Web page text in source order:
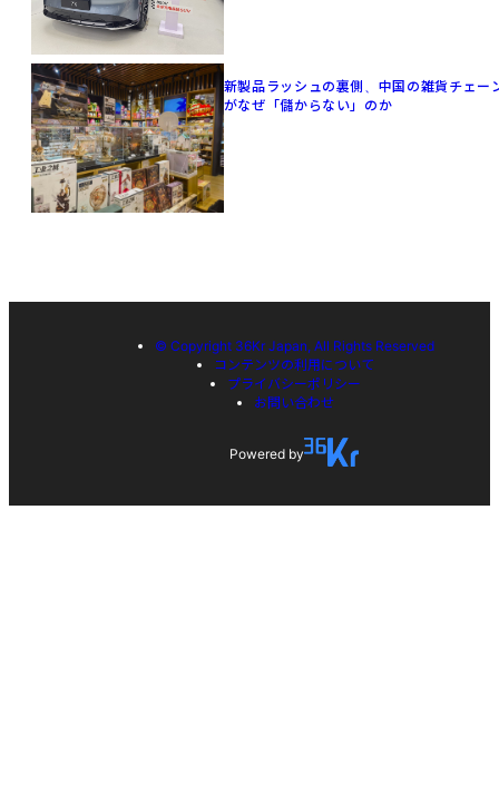
新製品ラッシュの裏側、中国の雑貨チェー
がなぜ「儲からない」のか
© Copyright 36Kr Japan, All Rights Reserved
コンテンツの利用について
プライバシーポリシー
お問い合わせ
Powered by